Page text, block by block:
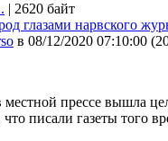
| 2620 байт
глазами нарвского
в 08/12/2020 07:10:00 (
прессе вышла
писали газеты того